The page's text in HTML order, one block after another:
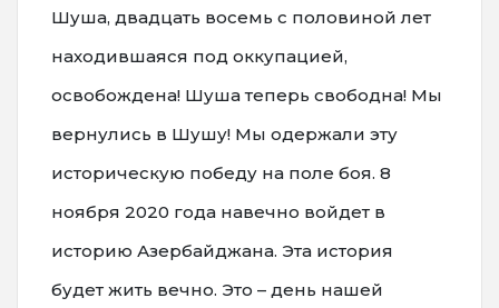
Шуша, двадцать восемь с половиной лет
находившаяся под оккупацией,
освобождена! Шуша теперь свободна! Мы
вернулись в Шушу! Мы одержали эту
историческую победу на поле боя. 8
ноября 2020 года навечно войдет в
историю Азербайджана. Эта история
будет жить вечно. Это – день нашей